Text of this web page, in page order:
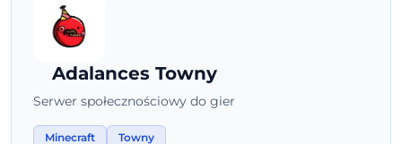
Adalances Towny
Serwer społecznościowy do gier
Minecraft Towny